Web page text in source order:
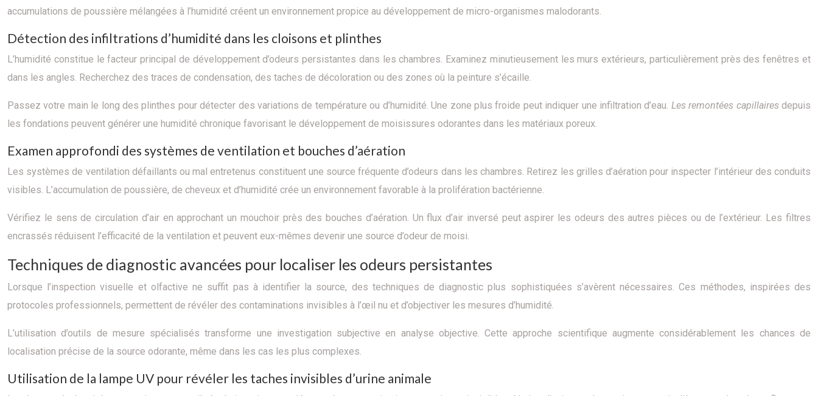
accumulations de poussière mélangées à l’humidité créent un environnement propice au développement de micro-organismes malodorants.
Détection des infiltrations d’humidité dans les cloisons et plinthes
L’humidité constitue le facteur principal de développement d’odeurs persistantes dans les chambres. Examinez minutieusement les murs extérieurs, particulièrement près des fenêtres et
dans les angles. Recherchez des traces de condensation, des taches de décoloration ou des zones où la peinture s’écaille.
Passez votre main le long des plinthes pour détecter des variations de température ou d’humidité. Une zone plus froide peut indiquer une infiltration d’eau. Les remontées capillairesdepuis
les fondations peuvent générer une humidité chronique favorisant le développement de moisissures odorantes dans les matériaux poreux.
Examen approfondi des systèmes de ventilation et bouches d’aération
Les systèmes de ventilation défaillants ou mal entretenus constituent une source fréquente d’odeurs dans les chambres. Retirez les grilles d’aération pour inspecter l’intérieur des conduits
visibles. L’accumulation de poussière, de cheveux et d’humidité crée un environnement favorable à la prolifération bactérienne.
Vérifiez le sens de circulation d’air en approchant un mouchoir près des bouches d’aération. Un flux d’air inversé peut aspirer les odeurs des autres pièces ou de l’extérieur. Les filtres
encrassés réduisent l’efficacité de la ventilation et peuvent eux-mêmes devenir une source d’odeur de moisi.
Techniques de diagnostic avancées pour localiser les odeurs persistantes
Lorsque l’inspection visuelle et olfactive ne suffit pas à identifier la source, des techniques de diagnostic plus sophistiquées s’avèrent nécessaires. Ces méthodes, inspirées des
protocoles professionnels, permettent de révéler des contaminations invisibles à l’œil nu et d’objectiver les mesures d’humidité.
L’utilisation d’outils de mesure spécialisés transforme une investigation subjective en analyse objective. Cette approche scientifique augmente considérablement les chances de
localisation précise de la source odorante, même dans les cas les plus complexes.
Utilisation de la lampe UV pour révéler les taches invisibles d’urine animale